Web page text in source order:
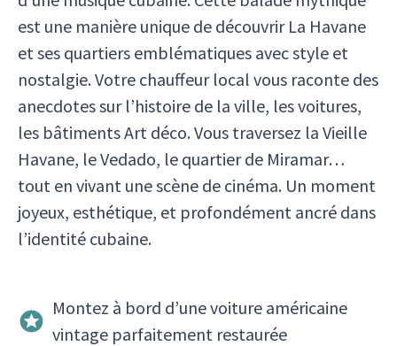
est une manière unique de découvrir La Havane
et ses quartiers emblématiques avec style et
nostalgie. Votre chauffeur local vous raconte des
anecdotes sur l’histoire de la ville, les voitures,
les bâtiments Art déco. Vous traversez la Vieille
Havane, le Vedado, le quartier de Miramar…
tout en vivant une scène de cinéma. Un moment
joyeux, esthétique, et profondément ancré dans
l’identité cubaine.
Montez à bord d’une voiture américaine
vintage parfaitement restaurée